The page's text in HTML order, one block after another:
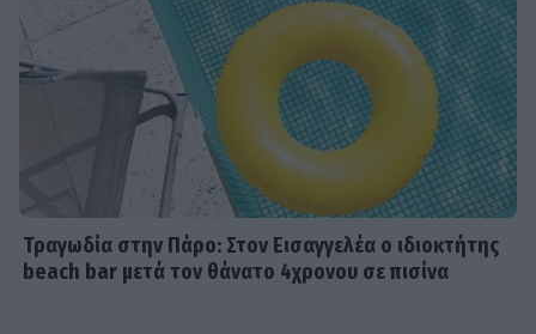
Τραγωδία στην Πάρο: Στον Εισαγγελέα ο ιδιοκτήτης
beach bar μετά τον θάνατο 4χρονου σε πισίνα